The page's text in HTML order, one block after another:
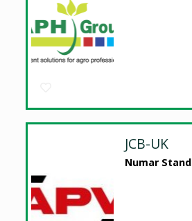
JCB-UK
Numar Stand